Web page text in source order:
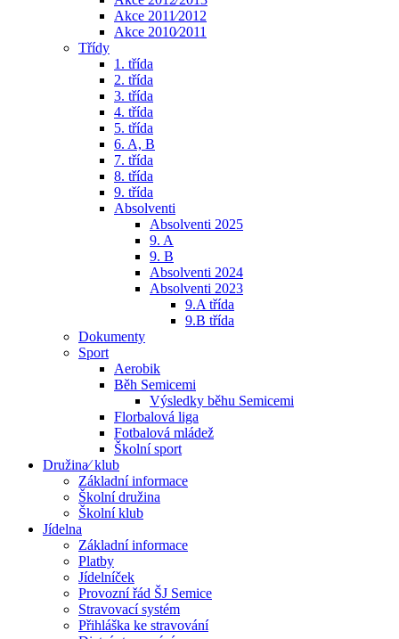
Akce 2011⁄2012
Akce 2010⁄2011
Třídy
1. třída
2. třída
3. třída
4. třída
5. třída
6. A, B
7. třída
8. třída
9. třída
Absolventi
Absolventi 2025
9. A
9. B
Absolventi 2024
Absolventi 2023
9.A třída
9.B třída
Dokumenty
Sport
Aerobik
Běh Semicemi
Výsledky běhu Semicemi
Florbalová liga
Fotbalová mládež
Školní sport
Družina⁄ klub
Základní informace
Školní družina
Školní klub
Jídelna
Základní informace
Platby
Jídelníček
Provozní řád ŠJ Semice
Stravovací systém
Přihláška ke stravování